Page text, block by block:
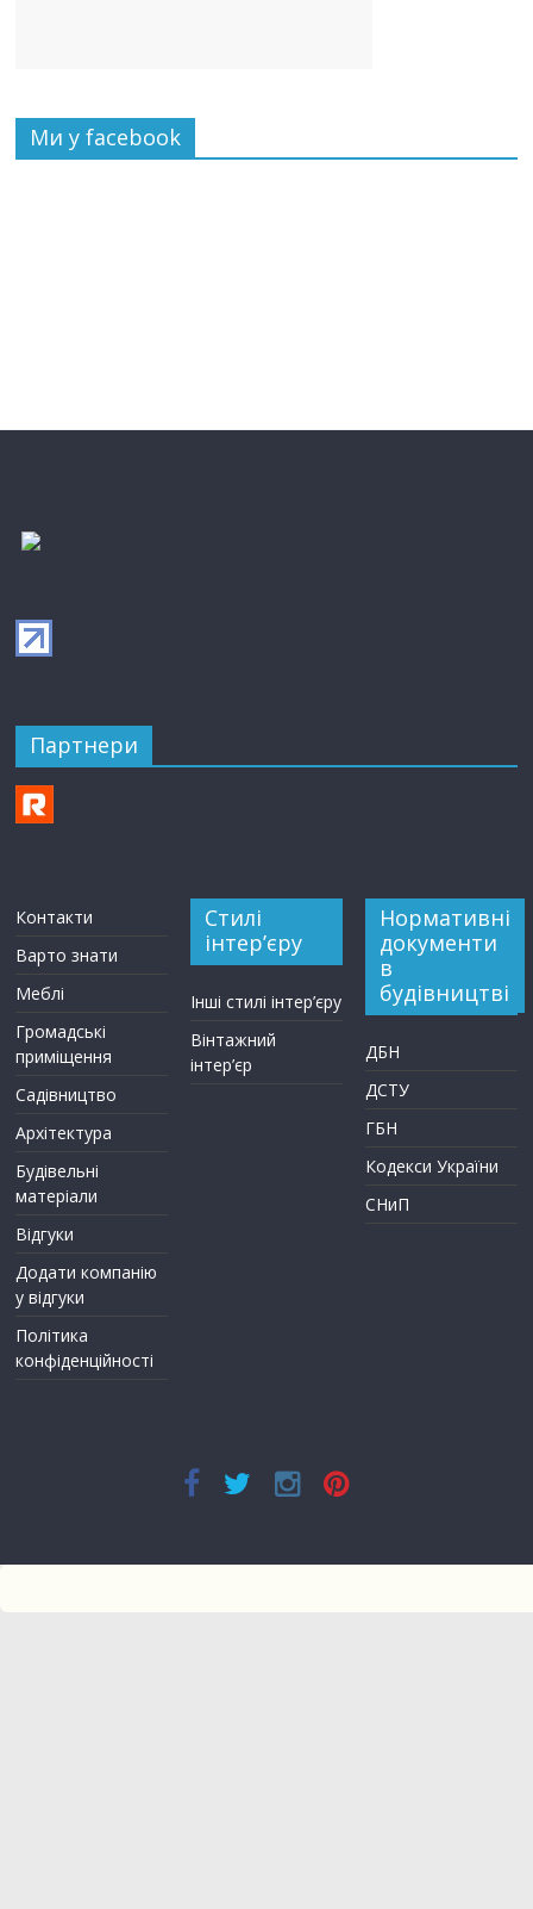
Ми у facebook
Партнери
Контакти
Варто знати
Меблі
Громадські
приміщення
Садівництво
Архітектура
Будівельні
матеріали
Відгуки
Додати компанію
у відгуки
Політика
конфіденційності
Стилі
інтер’єру
Інші стилі інтер’єру
Вінтажний
інтер’єр
Нормативні
документи
в
будівництві
ДБН
ДСТУ
ГБН
Кодекси України
СНиП